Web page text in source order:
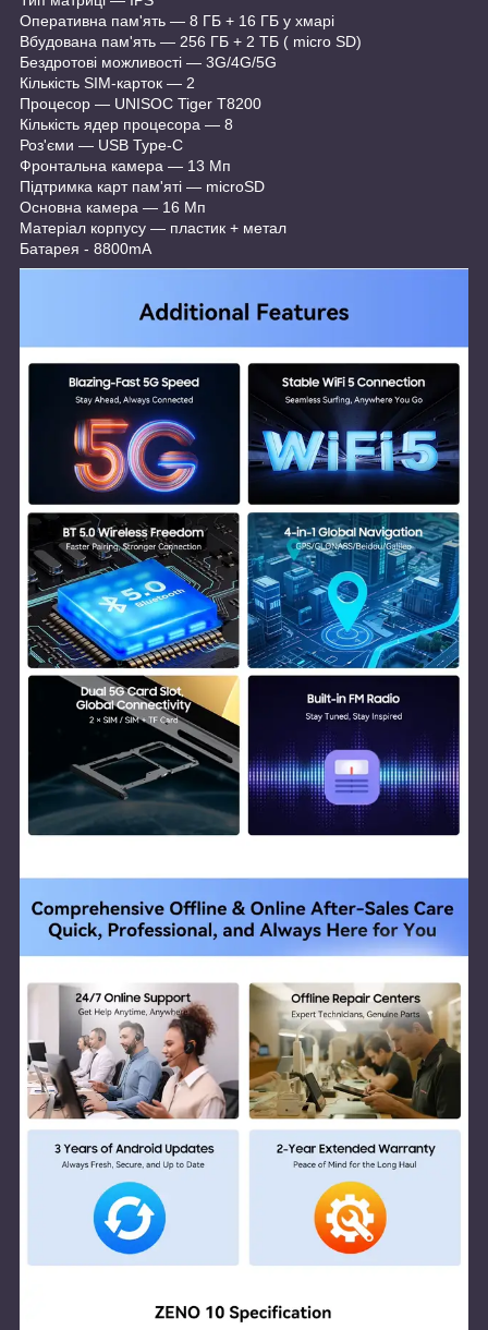
Оперативна пам'ять — 8 ГБ + 16 ГБ у хмарі
Вбудована пам'ять — 256 ГБ + 2 ТБ ( micro SD)
Бездротові можливості — 3G/4G/5G
Кількість SIM-карток — 2
Процесор — UNISOC Tiger T8200
Кількість ядер процесора — 8
Роз'єми — USB Type-C
Фронтальна камера — 13 Мп
Підтримка карт пам'яті — microSD
Основна камера — 16 Мп
Матеріал корпусу — пластик + метал
Батарея - 8800mA